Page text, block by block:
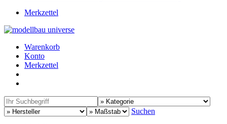
Merkzettel
Warenkorb
Konto
Merkzettel
Suchen